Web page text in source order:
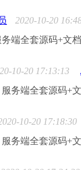
2020-10-20
端全套源码+文
10-20 17:13:13
务端全套源码+
10-20 17:18:30
务端全套源码+